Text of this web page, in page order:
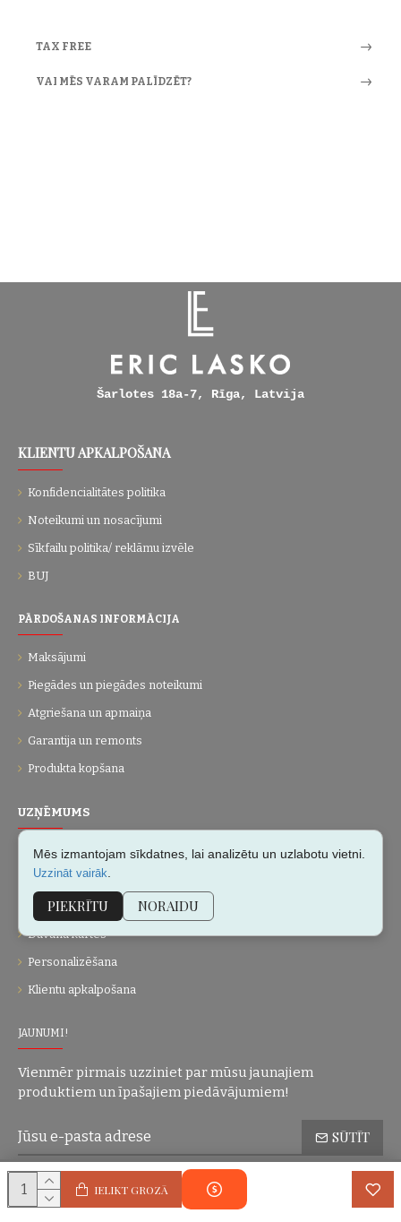
IELIKT GROZĀ
TAX FREE
VAI MĒS VARAM PALĪDZĒT?
Šarlotes 18a-7, Rīga, Latvija
KLIENTU APKALPOŠANA
Konfidencialitātes politika
Noteikumi un nosacījumi
Sīkfailu politika/ reklāmu izvēle
BUJ
PĀRDOŠANAS INFORMĀCIJA
Maksājumi
Piegādes un piegādes noteikumi
Atgriešana un apmaiņa
Garantija un remonts
Produkta kopšana
UZŅĒMUMS
Par mums
Kontakti
Vietnes karte
Dāvanu kartes
Personalizēšana
Klientu apkalpošana
JAUNUMI!
Vienmēr pirmais uzziniet par mūsu jaunajiem
produktiem un īpašajiem piedāvājumiem!
SŪTĪT
Esmu iepazinies(-usies) ar sadaļu Konfidencialitātes politika
piekrītu visiem minētajiem noteikumiem
Mēs izmantojam sīkdatnes, lai analizētu un uzlabotu vietni.
Uzzināt vairāk
PIEKRĪTU NORAIDU